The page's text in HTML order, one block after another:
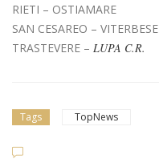
RIETI – OSTIAMARE
SAN CESAREO – VITERBESE
TRASTEVERE – LUPA C.R.
Tags TopNews